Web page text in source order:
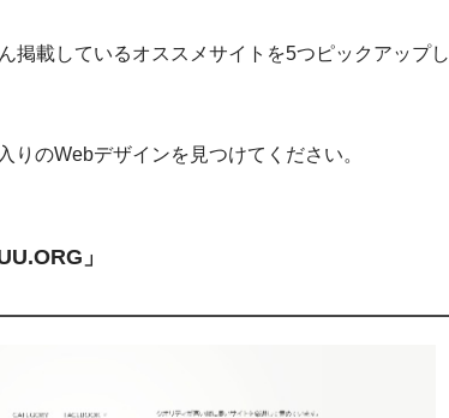
掲載しているオススメサイトを5つピックアップし
のWebデザインを見つけてください。
」